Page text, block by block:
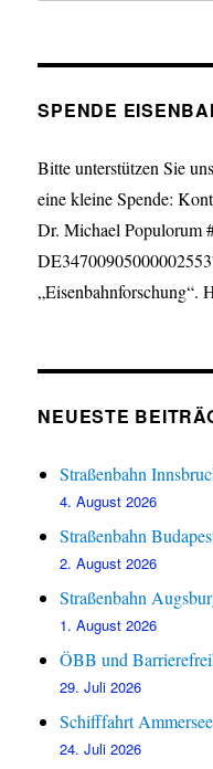
SPENDE
Bitte unterstützen Sie
eine kleine Spende:
Dr. Michael Populorum
„Eisenbahnforschung“.
NEUESTE
Straßenbahn
4. August 2026
Straßenbahn
2. August 2026
Straßenbahn
1. August 2026
ÖBB und
29. Juli 2026
Schifffahrt Ammersee
24. Juli 2026